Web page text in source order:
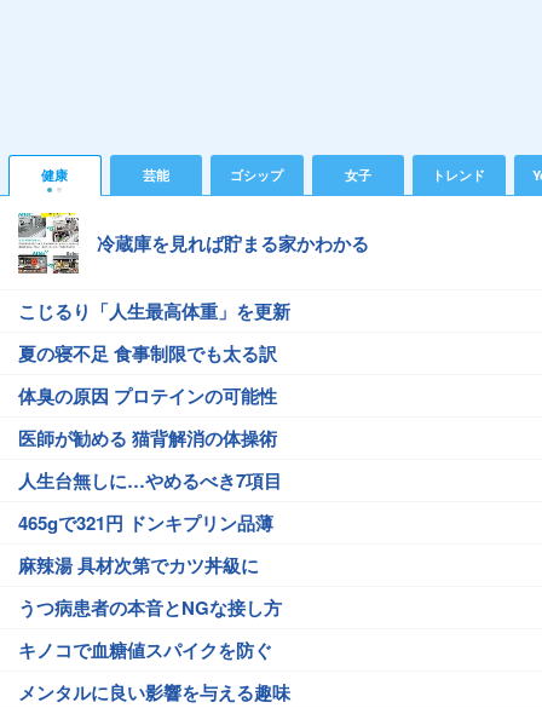
健康 芸能 ゴシップ 女子 トレンド
冷蔵庫を見れば貯まる家かわかる
こじるり「人生最高体重」を更新
夏の寝不足 食事制限でも太る訳
体臭の原因 プロテインの可能性
医師が勧める 猫背解消の体操術
人生台無しに…やめるべき7項目
465gで321円 ドンキプリン品薄
麻辣湯 具材次第でカツ丼級に
うつ病患者の本音とNGな接し方
キノコで血糖値スパイクを防ぐ
メンタルに良い影響を与える趣味